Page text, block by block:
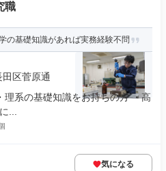
職
の基礎知識があれば実務経験不問
区菅原通
理系の基礎知識をお持ちの方 ・高
...
気になる